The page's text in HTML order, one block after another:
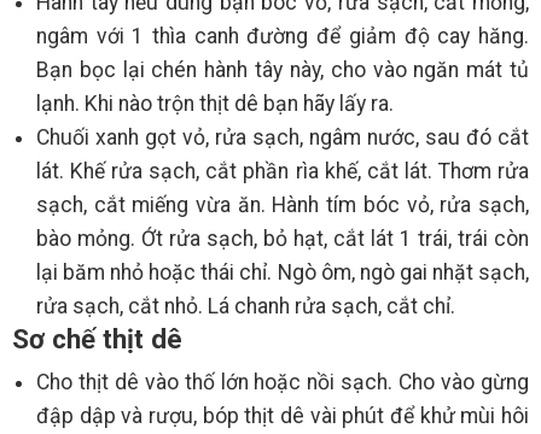
ngâm với 1 thìa canh đường để giảm độ cay hăng.
Bạn bọc lại chén hành tây này, cho vào ngăn mát tủ
lạnh. Khi nào trộn thịt dê bạn hãy lấy ra.
Chuối xanh gọt vỏ, rửa sạch, ngâm nước, sau đó cắt
lát. Khế rửa sạch, cắt phần rìa khế, cắt lát. Thơm rửa
sạch, cắt miếng vừa ăn. Hành tím bóc vỏ, rửa sạch,
bào mỏng. Ớt rửa sạch, bỏ hạt, cắt lát 1 trái, trái còn
lại băm nhỏ hoặc thái chỉ. Ngò ôm, ngò gai nhặt sạch,
rửa sạch, cắt nhỏ. Lá chanh rửa sạch, cắt chỉ.
Sơ chế thịt dê
Cho thịt dê vào thố lớn hoặc nồi sạch. Cho vào gừng
đập dập và rượu, bóp thịt dê vài phút để khử mùi hôi